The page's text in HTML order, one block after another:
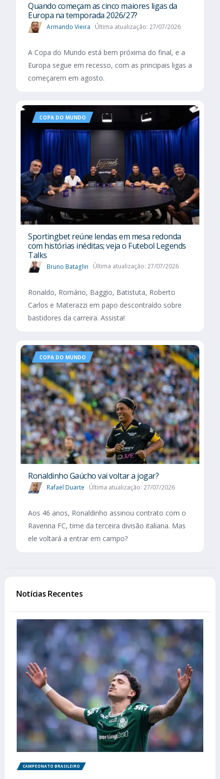
Quando começam as cinco maiores ligas da
Europa na temporada 2026/27?
Armando Vieira Última atualização: 27/07/2026
A Copa do Mundo está bem próxima do final, e a
Europa segue em recesso, com as principais ligas a
começarem em agosto.
COPA DO MUNDO
Sportingbet reúne lendas em mesa redonda
com histórias inéditas; veja o Futebol Legends
Talks
Bruno Bataglin Última atualização: 27/07/2026
Ronaldo, Romário, Baggio, Batistuta, Roberto
Carlos e Materazzi em papo descontraído sobre
bastidores da carreira. Assista!
COPA DO MUNDO
Ronaldinho Gaúcho vai voltar a jogar?
Rafael Duarte Última atualização: 27/07/2026
Aos 46 anos, Ronaldinho assinou contrato com o
Ravenna FC, time da terceira divisão italiana. Mas
ele voltará a entrar em campo?
Notícias Recentes
CAMPEONATO BRASILEIRO